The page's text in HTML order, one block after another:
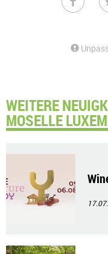
WEITERE
MOSELLE